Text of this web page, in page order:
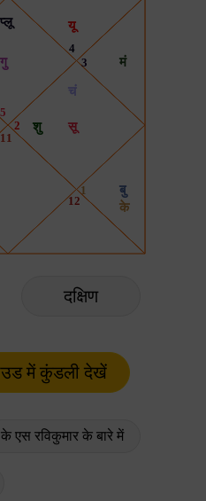
दक्षिण
के एस रविकुमार के बारे में